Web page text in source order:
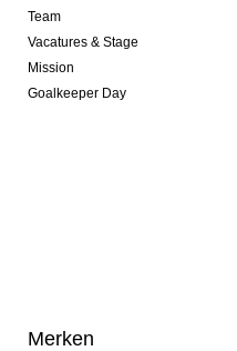
Team
Vacatures & Stage
Mission
Goalkeeper Day
Merken